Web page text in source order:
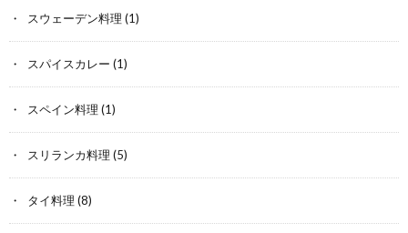
スウェーデン料理 (1)
スパイスカレー (1)
スペイン料理 (1)
スリランカ料理 (5)
タイ料理 (8)